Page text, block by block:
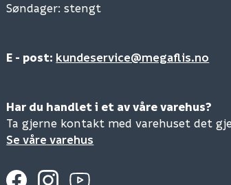
Søndager: stengt
E - post: kundeservice@megaflis.no
Har du handlet i et av våre varehus?
Ta gjerne kontakt med varehuset det
Se våre varehus